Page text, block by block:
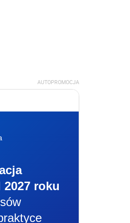
AUTOPROMOCJA
roku